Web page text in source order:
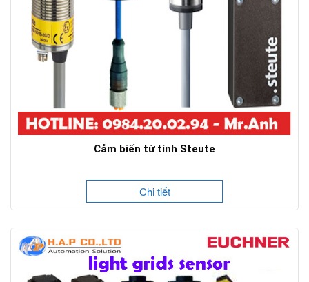
Cảm biến từ tính Steute
Chi tiết